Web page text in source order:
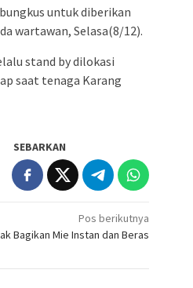
untuk diberikan
wartawan, Selasa(8/12).
stand by dilokasi
saat tenaga Karang
SEBARKAN
Pos berikutnya
Bagikan Mie Instan dan Beras